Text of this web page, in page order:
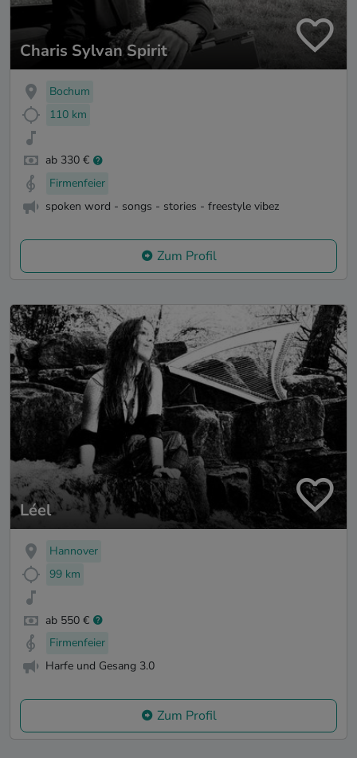
Charis Sylvan Spirit
Bochum
110 km
ab 330 €
Firmenfeier
spoken word - songs - stories - freestyle vibez
Zum Profil
Léel
Hannover
99 km
ab 550 €
Firmenfeier
Harfe und Gesang 3.0
Zum Profil